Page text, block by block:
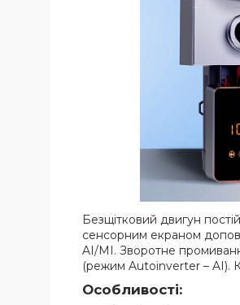
Безщітковий двигун
сенсорним екраном
AI/MI. Зворотне
(режим Autoinverter – AI).
Особливості: